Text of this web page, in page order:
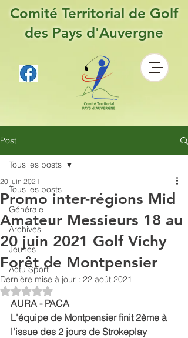
Comité Territorial de Golf
des Pays d'Auvergne
Post
Tous les posts
Générale
Archives
Jeunes
Actu Sport
Tous les posts
Promo inter-régions Mid
Amateur Messieurs 18 au
20 juin 2021 Golf Vichy
Forêt de Montpensier
20 juin 2021
Dernière mise à jour : 22 août 2021
Noté NaN étoiles sur 5.
AURA - PACA
L'équipe de Montpensier finit 2ème à
l'issue des 2 jours de Strokeplay